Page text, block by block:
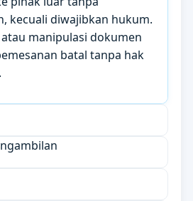
kecuali diwajibkan hukum.
manipulasi dokumen
batal tanpa hak